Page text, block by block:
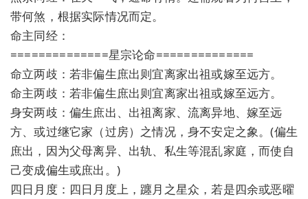
带何煞，根据实际情况而定。
命主同经：
==============星宗论命==============
命立两歧：若非偏生庶出则宜离家出祖或嫁至远方。
命主两歧：若非偏生庶出则宜离家出祖或嫁至远方。
身安两歧：偏生庶出、出祖离家、流离异地、嫁至远
方、或过继它家（过房）之情况，身不安定之象。(偏生
庶出，因为父母离异、出轨、私生等混乱家庭，而使自
己变成偏生或庶出。)
四日月度：四日月度上，躔月之星众，若是四余或恶曜